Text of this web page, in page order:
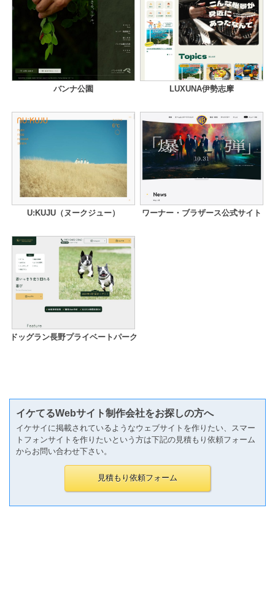
バンナ公園 LUXUNA伊勢志摩
U:KUJU（ヌークジュー） ワーナー・ブラザース公式サイト
ドッグラン長野プライベートパーク
イケてるWebサイト制作会社をお探しの方へ
イケサイに掲載されているようなウェブサイトを作りたい、スマー
トフォンサイトを作りたいという方は下記の見積もり依頼フォーム
からお問い合わせ下さい。